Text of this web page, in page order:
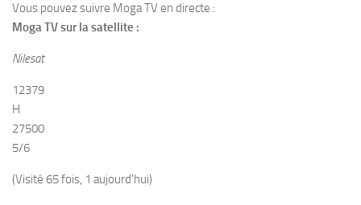
Vous pouvez suivre Moga TV en directe :
Moga TV sur la satellite :
Nilesat
12379
H
27500
5/6
(Visité 65 fois, 1 aujourd'hui)